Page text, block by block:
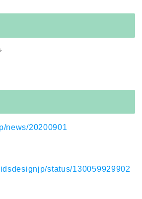
news/20200901
status/130059929902